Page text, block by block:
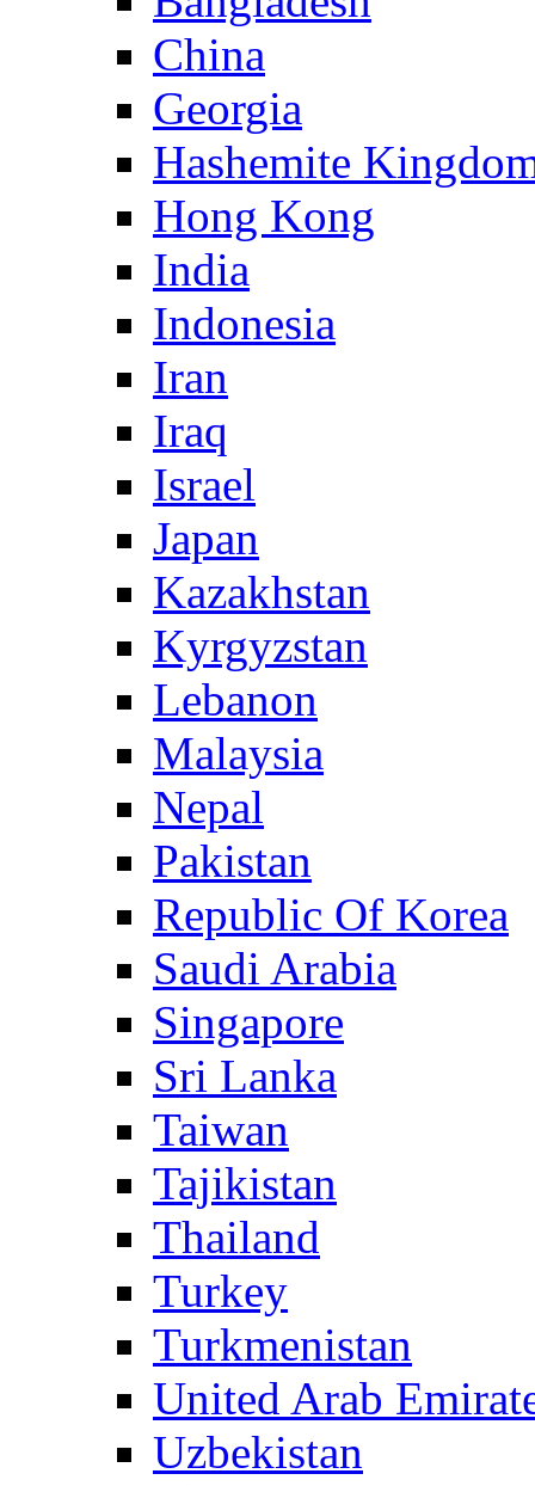
China
Georgia
Hashemite
Hong Kong
India
Indonesia
Iran
Iraq
Israel
Japan
Kazakhstan
Kyrgyzstan
Lebanon
Malaysia
Nepal
Pakistan
Republic Of Korea
Saudi Arabia
Singapore
Sri Lanka
Taiwan
Tajikistan
Thailand
Turkey
Turkmenistan
United Arab
Uzbekistan